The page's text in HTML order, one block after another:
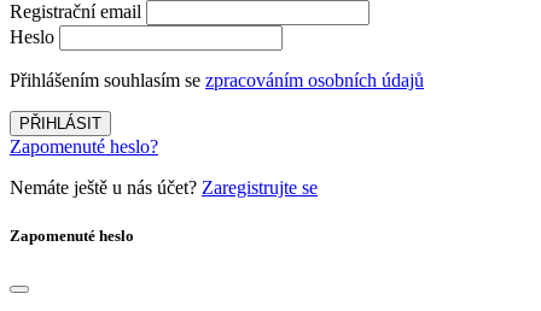
Registrační email
Heslo
Přihlášením souhlasím se zpracováním osobních údajů
PŘIHLÁSIT
Zapomenuté heslo?
Nemáte ještě u nás účet? Zaregistrujte se
Zapomenuté heslo